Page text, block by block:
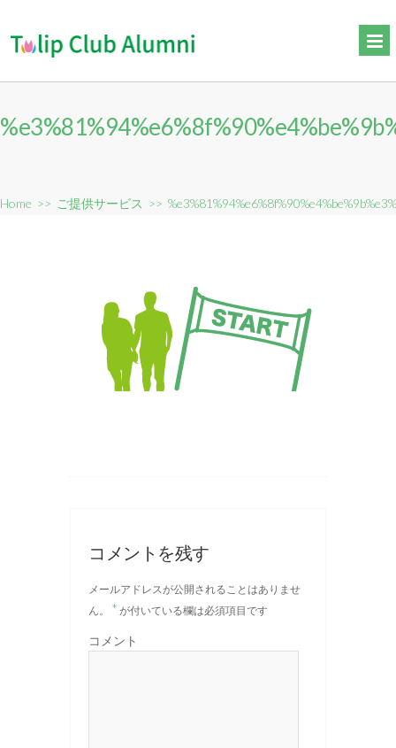
Home >> ご提供サービス >>
コメントを残す
メールアドレスが公開されることはありませ
ん。
* が付いている欄は必須項目です
コメント